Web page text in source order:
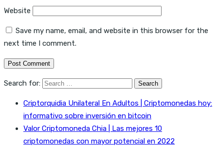
Website
Save my name, email, and website in this browser for the
next time I comment.
Search for:
Criptorquidia Unilateral En Adultos | Criptomonedas hoy:
informativo sobre inversión en bitcoin
Valor Criptomoneda Chia | Las mejores 10
criptomonedas con mayor potencial en 2022